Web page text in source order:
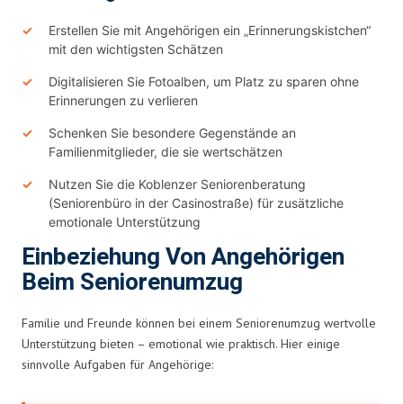
Erstellen Sie mit Angehörigen ein „Erinnerungskistchen“
mit den wichtigsten Schätzen
Digitalisieren Sie Fotoalben, um Platz zu sparen ohne
Erinnerungen zu verlieren
Schenken Sie besondere Gegenstände an
Familienmitglieder, die sie wertschätzen
Nutzen Sie die Koblenzer Seniorenberatung
(Seniorenbüro in der Casinostraße) für zusätzliche
emotionale Unterstützung
Einbeziehung Von Angehörigen
Beim Seniorenumzug
Familie und Freunde können bei einem Seniorenumzug wertvolle
Unterstützung bieten – emotional wie praktisch. Hier einige
sinnvolle Aufgaben für Angehörige: